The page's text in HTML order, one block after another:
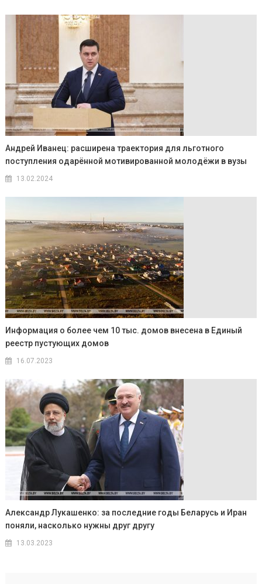
Андрей Иванец: расширена траектория для льготного
поступления одарённой мотивированной молодёжи в вузы
13.02.2024
Информация о более чем 10 тыс. домов внесена в Единый
реестр пустующих домов
16.07.2023
Александр Лукашенко: за последние годы Беларусь и Иран
поняли, насколько нужны друг другу
13.03.2023